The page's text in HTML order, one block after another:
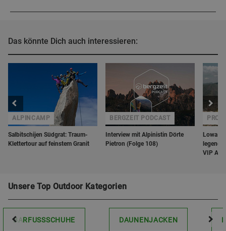
Das könnte Dich auch interessieren:
Salbitschijen Südgrat: Traum-
Klettertour auf feinstem Granit
ALPINCAMP
Interview mit Alpinistin Dörte
Pietron (Folge 108)
BERGZEIT PODCAST
Lowa
VIP
Unsere Top Outdoor Kategorien
BARFUSSSCHUHE DAUNENJACKEN